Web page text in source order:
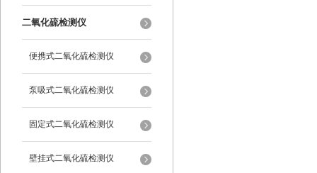
二氧化硫检测仪
便携式二氧化硫检测仪
泵吸式二氧化硫检测仪
固定式二氧化硫检测仪
壁挂式二氧化硫检测仪